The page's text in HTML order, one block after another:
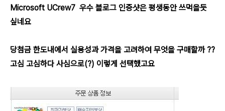
Microsoft UCrew7 우수 블로그 인증샷은 평생동안 쓰먹을듯
싶네요
당첨금 한도내에서 실용성과 가격을 고려하여 무엇을 구매할까 ??
고심 고심하다 사심으로(?) 이렇게 선택했고요